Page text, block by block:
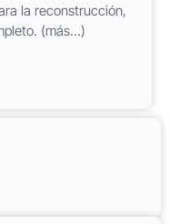
la reconstrucción,
(más…)